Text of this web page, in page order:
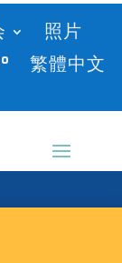
照片
繁體中文